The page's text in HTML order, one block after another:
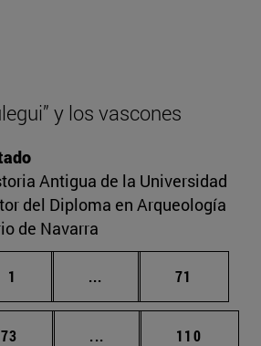
y los vascones
Antigua de la Universidad
del Diploma en Arqueología
de Navarra
Página
1 ... Páginas intermedias
Página
71
Página
73 ... Páginas intermedias
Página
110